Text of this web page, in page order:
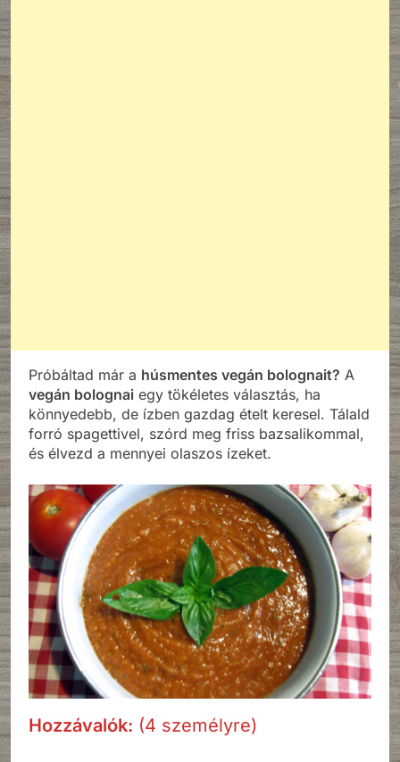
Próbáltad már a húsmentes vegán bolognait? A
vegán bolognai egy tökéletes választás, ha
könnyedebb, de ízben gazdag ételt keresel. Tálald
forró spagettivel, szórd meg friss bazsalikommal,
és élvezd a mennyei olaszos ízeket.
Hozzávalók: (4 személyre)